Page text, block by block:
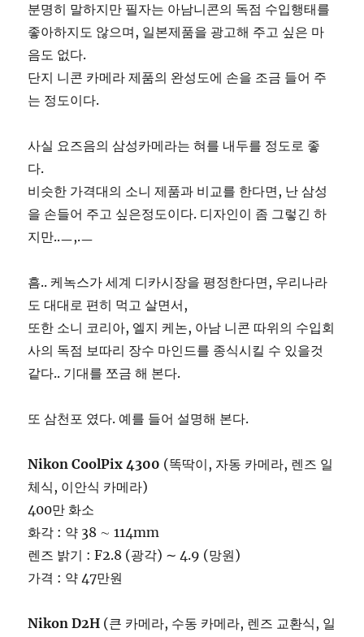
분명히 말하지만 필자는 아남니콘의 독점 수입행태를
좋아하지도 않으며, 일본제품을 광고해 주고 싶은 마
음도 없다.
단지 니콘 카메라 제품의 완성도에 손을 조금 들어 주
는 정도이다.
사실 요즈음의 삼성카메라는 혀를 내두를 정도로 좋
다.
비슷한 가격대의 소니 제품과 비교를 한다면, 난 삼성
을 손들어 주고 싶은정도이다. 디자인이 좀 그렇긴 하
지만..ㅡ,.ㅡ
흠.. 케녹스가 세계 디카시장을 평정한다면, 우리나라
도 대대로 편히 먹고 살면서,
또한 소니 코리아, 엘지 케논, 아남 니콘 따위의 수입회
사의 독점 보따리 장수 마인드를 종식시킬 수 있을것
같다.. 기대를 쪼금 해 본다.
또 삼천포 였다. 예를 들어 설명해 본다.
Nikon CoolPix 4300 (똑딱이, 자동 카메라, 렌즈 일
체식, 이안식 카메라)
400만 화소
화각 : 약 38 ∼ 114mm
렌즈 밝기 : F2.8 (광각) ∼ 4.9 (망원)
가격 : 약 47만원
Nikon D2H (큰 카메라, 수동 카메라, 렌즈 교환식, 일